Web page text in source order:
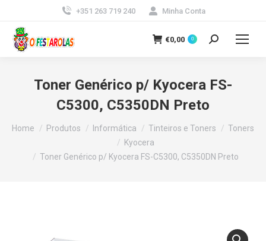
+351 263 719 240 Minha Conta
€0,00 0 Search:
Toner Genérico p/ Kyocera FS-
C5300, C5350DN Preto
You are here:
Home Produtos Informática Tinteiros e Toners
Toners
Kyocera
Toner Genérico p/ Kyocera FS-C5300, C5350DN Preto